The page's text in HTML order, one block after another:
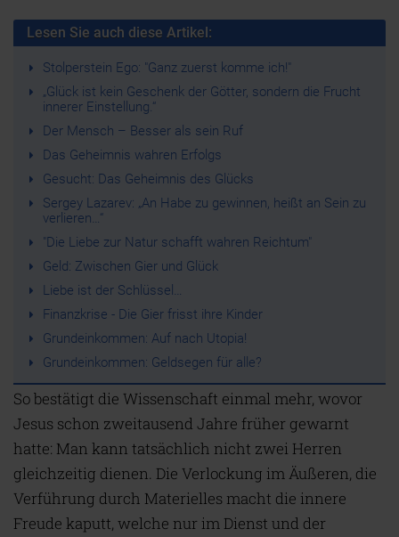
Lesen Sie auch diese Artikel:
Stolperstein Ego: "Ganz zuerst komme ich!"
„Glück ist kein Geschenk der Götter, sondern die Frucht
innerer Einstellung.“
Der Mensch – Besser als sein Ruf
Das Geheimnis wahren Erfolgs
Gesucht: Das Geheimnis des Glücks
Sergey Lazarev: „An Habe zu gewinnen, heißt an Sein zu
verlieren…“
"Die Liebe zur Natur schafft wahren Reichtum"
Geld: Zwischen Gier und Glück
Liebe ist der Schlüssel…
Finanzkrise - Die Gier frisst ihre Kinder
Grundeinkommen: Auf nach Utopia!
Grundeinkommen: Geldsegen für alle?
So bestätigt die Wissenschaft einmal mehr, wovor
Jesus schon zweitausend Jahre früher gewarnt
hatte: Man kann tatsächlich nicht zwei Herren
gleichzeitig dienen. Die Verlockung im Äußeren, die
Verführung durch Materielles macht die innere
Freude kaputt, welche nur im Dienst und der